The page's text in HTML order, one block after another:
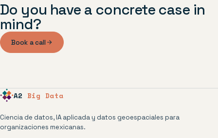
Do you have a concrete case in
mind?
Book a call
A2 Big Data
Ciencia de datos, IA aplicada y datos geoespaciales para
organizaciones mexicanas.